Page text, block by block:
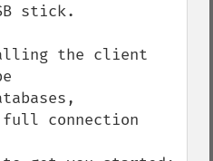
stick.
the client
full connection